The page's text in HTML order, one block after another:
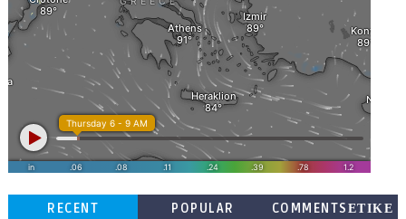
RECENT POPULAR
COMMENTSΕΤΙΚΕ